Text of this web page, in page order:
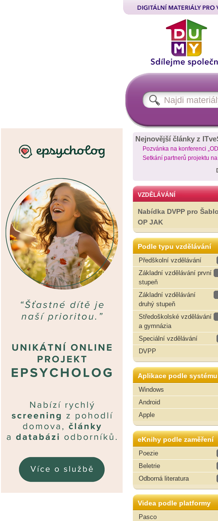
Nejnovější články z
Pozvánka na konferenci
Setkání partnerů projektu
VZDĚLÁVÁNÍ
Nabídka DVPP pro
OP JAK
Podle typu vzdělávání
Předškolní vzdělávání
Základní vzdělávání první
stupeň
Základní vzdělávání
druhý stupeň
Středoškolské vzdělávání
a gymnázia
Speciální vzdělávání
DVPP
Aplikace podle systému
Windows
Android
Apple
eKnihy podle zaměření
Poezie
Beletrie
Odborná literatura
Videa podle platformy
Pasco